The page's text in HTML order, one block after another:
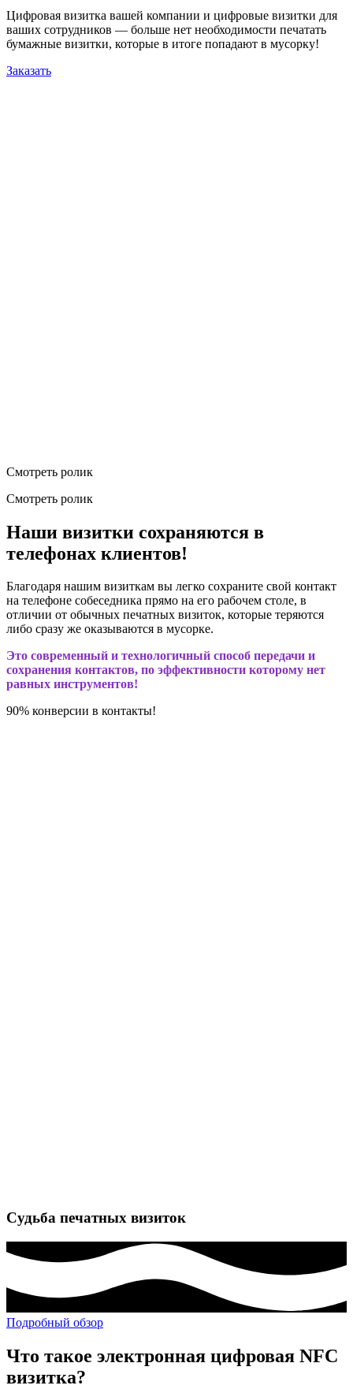
Цифровая визитка вашей компании и цифровые визитки для
ваших сотрудников — больше нет необходимости печатать
бумажные визитки, которые в итоге попадают в мусорку!
Заказать
Смотреть ролик
Смотреть ролик
Наши визитки сохраняются в
телефонах клиентов!
Благодаря нашим визиткам вы легко сохраните свой контакт
на телефоне собеседника прямо на его рабочем столе, в
отличии от обычных печатных визиток, которые теряются
либо сразу же оказываются в мусорке.
Это современный и технологичный способ передачи и
сохранения контактов, по эффективности которому нет
равных инструментов!
90% конверсии в контакты!
Судьба печатных визиток
Подробный обзор
Что такое электронная цифровая NFC
визитка?